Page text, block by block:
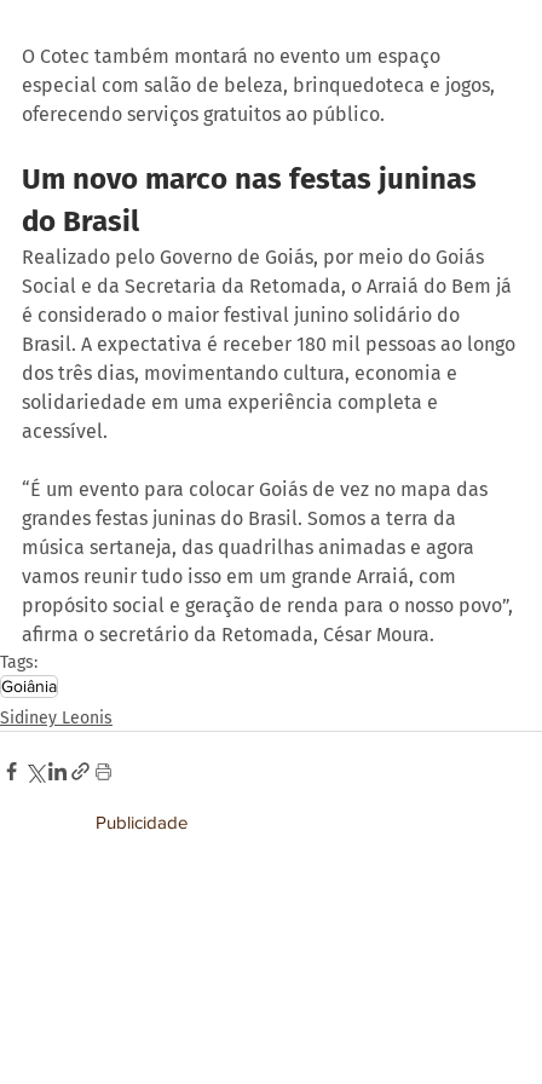
O Cotec também montará no evento um espaço
especial com salão de beleza, brinquedoteca e jogos,
oferecendo serviços gratuitos ao público.
Um novo marco nas festas juninas
do Brasil
Realizado pelo Governo de Goiás, por meio do Goiás
Social e da Secretaria da Retomada, o Arraiá do Bem já
é considerado o maior festival junino solidário do
Brasil. A expectativa é receber 180 mil pessoas ao longo
dos três dias, movimentando cultura, economia e
solidariedade em uma experiência completa e
acessível.
“É um evento para colocar Goiás de vez no mapa das
grandes festas juninas do Brasil. Somos a terra da
música sertaneja, das quadrilhas animadas e agora
vamos reunir tudo isso em um grande Arraiá, com
propósito social e geração de renda para o nosso povo”,
afirma o secretário da Retomada, César Moura.
Tags:
Goiânia
Sidiney Leonis
Publicidade